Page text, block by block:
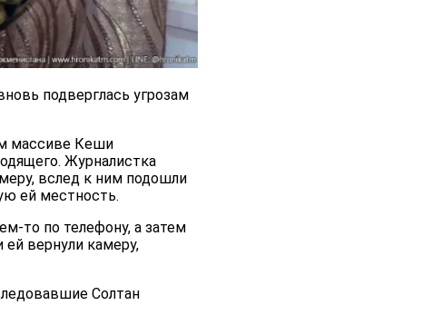
подверглась угрозам
массиве Кеши
Журналистка
вслед к ним подошли
ей местность.
то по телефону, а затем
вернули камеру,
Солтан